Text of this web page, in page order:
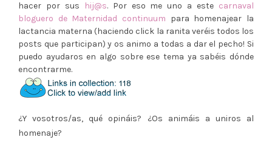
hacer por sus
hij@s. Por eso me uno a este carnaval
bloguero de Maternidad continuum para homenajear la
lactancia materna (haciendo click la ranita veréis todos los
posts que participan) y os animo a todas a dar el pecho! Si
puedo ayudaros en algo sobre ese tema ya sabéis dónde
encontrarme.
¿Y vosotros/as, qué opináis? ¿Os animáis a uniros al
homenaje?